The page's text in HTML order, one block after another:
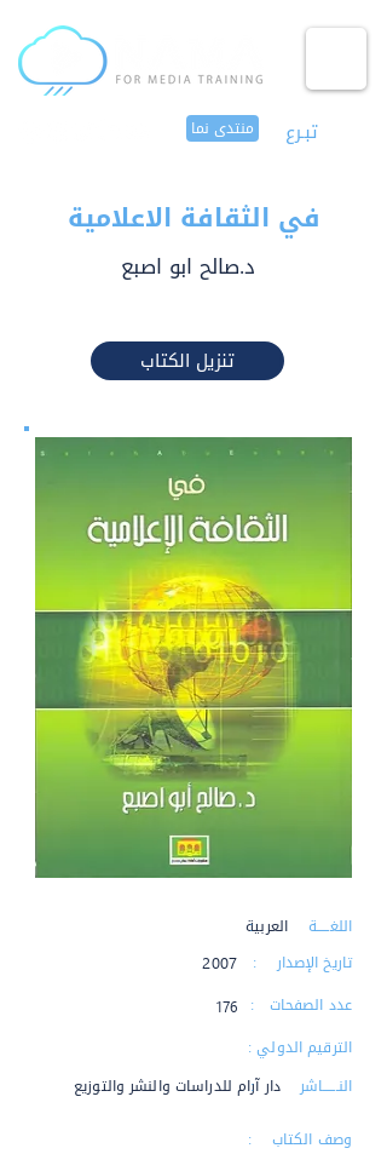
منتدى نما تبـرع
في الثقافة الاعلامية
د.صالح ابو اصبع
تنزيل الكتاب
العربية
اللغـــــة :
2007 تاريخ الإصدار :
176
عدد الصفحات :
الترقيم الدولي :
دار آرام للدراسات والنشر والتوزيعالنــــــاشر :
وصف الكتاب :